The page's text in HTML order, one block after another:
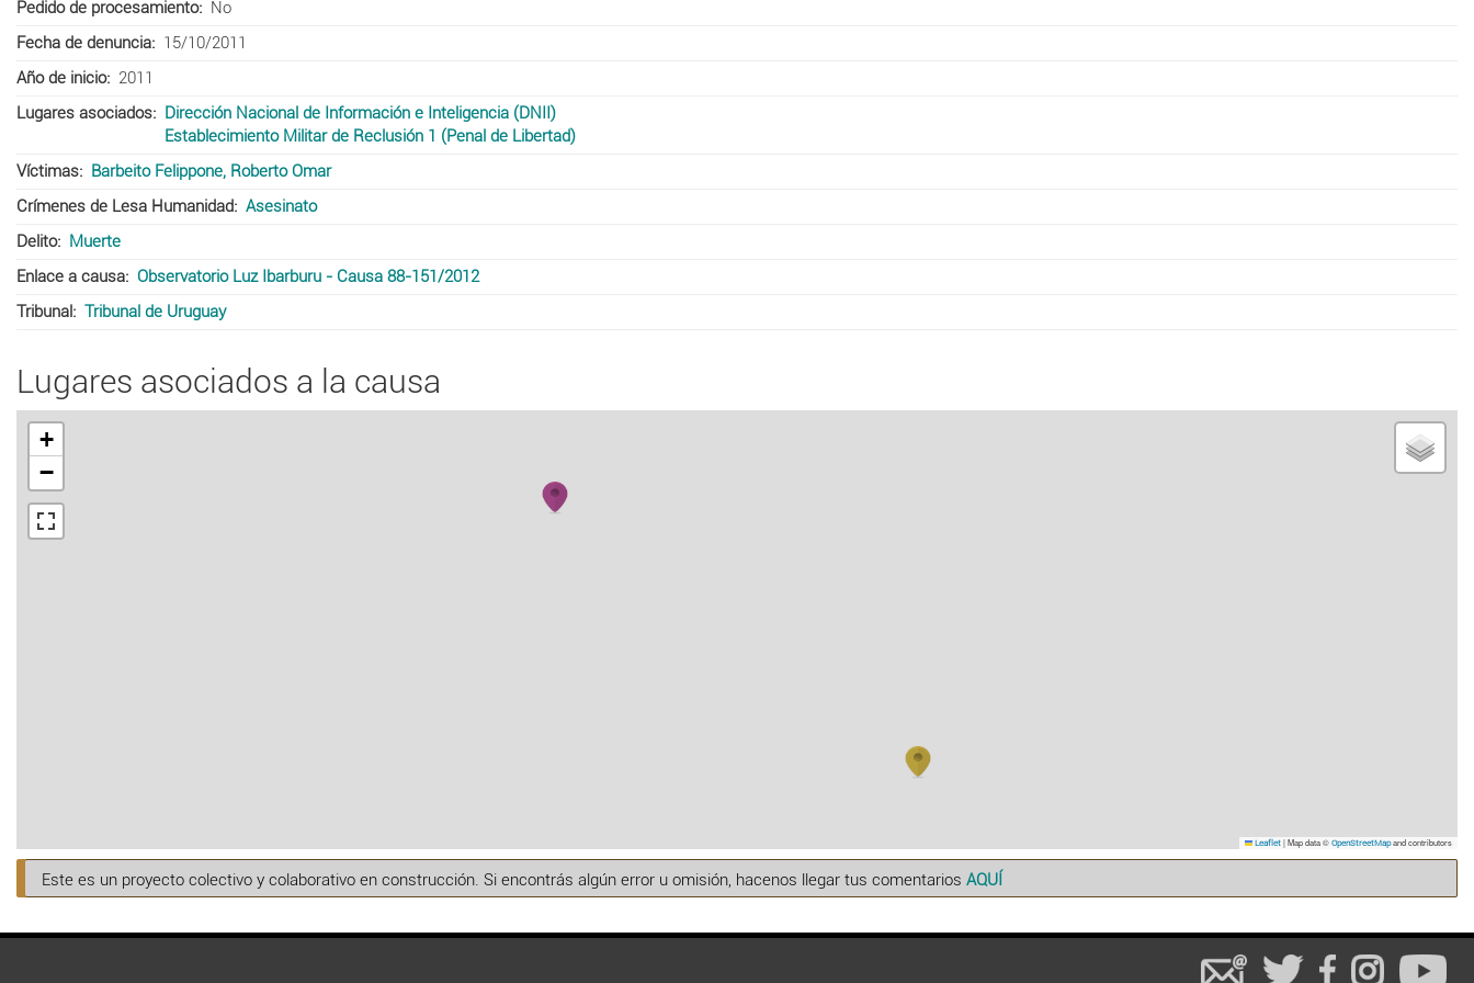
Pedido de procesamiento
No
Fecha de denuncia
15/10/2011
Año de inicio
2011
Lugares asociados
Dirección Nacional de Información e Inteligencia (DNII)
Establecimiento Militar de Reclusión 1 (Penal de Libertad)
Víctimas
Barbeito Felippone, Roberto Omar
Crímenes de Lesa Humanidad
Asesinato
Delito
Muerte
Enlace a causa
Observatorio Luz Ibarburu - Causa 88-151/2012
Tribunal
Tribunal de Uruguay
Lugares asociados a la causa
+
−
Leaflet |Map data © OpenStreetMapand contributors
Este es un proyecto colectivo y colaborativo en construcción. Si encontrás algún error u omisión, hacenos llegar tus comentarios AQUÍ